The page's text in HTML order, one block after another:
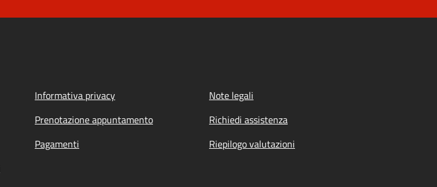
Informativa privacy
Note legali
Prenotazione appuntamento
Richiedi assistenza
Pagamenti
Riepilogo valutazioni